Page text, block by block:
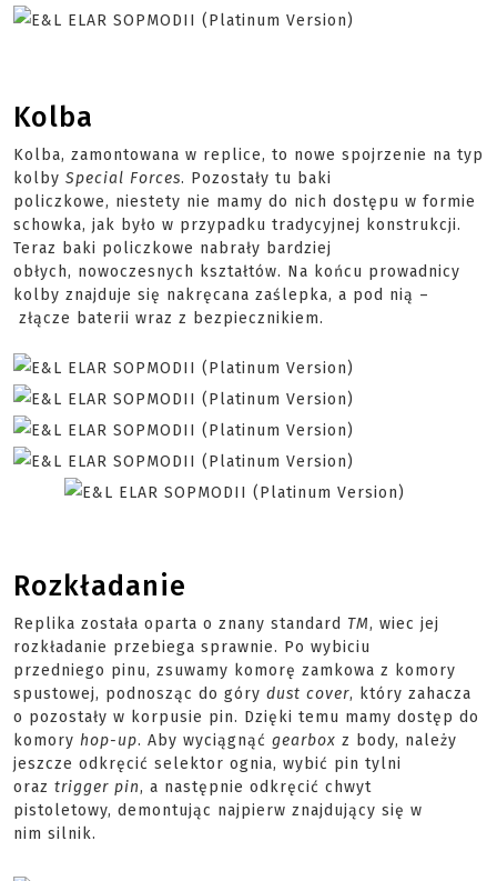
Kolba
Kolba, zamontowana w replice, to nowe spojrzenie na typ
kolby Special Forces. Pozostały tu baki
policzkowe, niestety nie mamy do nich dostępu w formie
schowka, jak było w przypadku tradycyjnej konstrukcji.
Teraz baki policzkowe nabrały bardziej
obłych, nowoczesnych kształtów. Na końcu prowadnicy
kolby znajduje się nakręcana zaślepka, a pod nią –
złącze baterii wraz z bezpiecznikiem.
Rozkładanie
Replika została oparta o znany standard TM, wiec jej
rozkładanie przebiega sprawnie. Po wybiciu
przedniego pinu, zsuwamy komorę zamkowa z komory
spustowej, podnosząc do góry dust cover, który zahacza
o pozostały w korpusie pin. Dzięki temu mamy dostęp do
komory hop-up. Aby wyciągnąć gearbox z body, należy
jeszcze odkręcić selektor ognia, wybić pin tylni
oraz trigger pin, a następnie odkręcić chwyt
pistoletowy, demontując najpierw znajdujący się w
nim silnik.